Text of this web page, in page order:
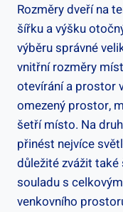
Rozměry dveří na
šířku a výšku
výběru správné
vnitřní rozměry
otevírání a prostor
omezený prostor,
šetří místo. Na
přinést nejvíce
důležité zvážit také
souladu s
venkovního